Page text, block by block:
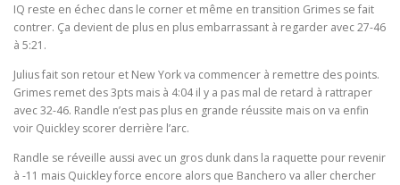
IQ reste en échec dans le corner et même en transition Grimes se fait
contrer. Ça devient de plus en plus embarrassant à regarder avec 27-46
à 5:21.
Julius fait son retour et New York va commencer à remettre des points.
Grimes remet des 3pts mais à 4:04 il y a pas mal de retard à rattraper
avec 32-46. Randle n’est pas plus en grande réussite mais on va enfin
voir Quickley scorer derrière l’arc.
Randle se réveille aussi avec un gros dunk dans la raquette pour revenir
à -11 mais Quickley force encore alors que Banchero va aller chercher